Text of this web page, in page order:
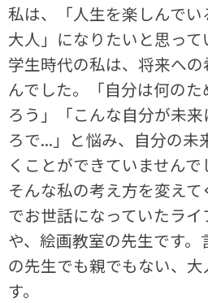
私は、「人生を楽しんで
大人」になりたいと思って
学生時代の私は、将来へ
んでした。「自分は何の
ろう」「こんな自分が未
ろで...」と悩み、自分の未
くことができていませんで
そんな私の考え方を変え
でお世話になっていたラ
や、絵画教室の先生です
の先生でも親でもない、
す。